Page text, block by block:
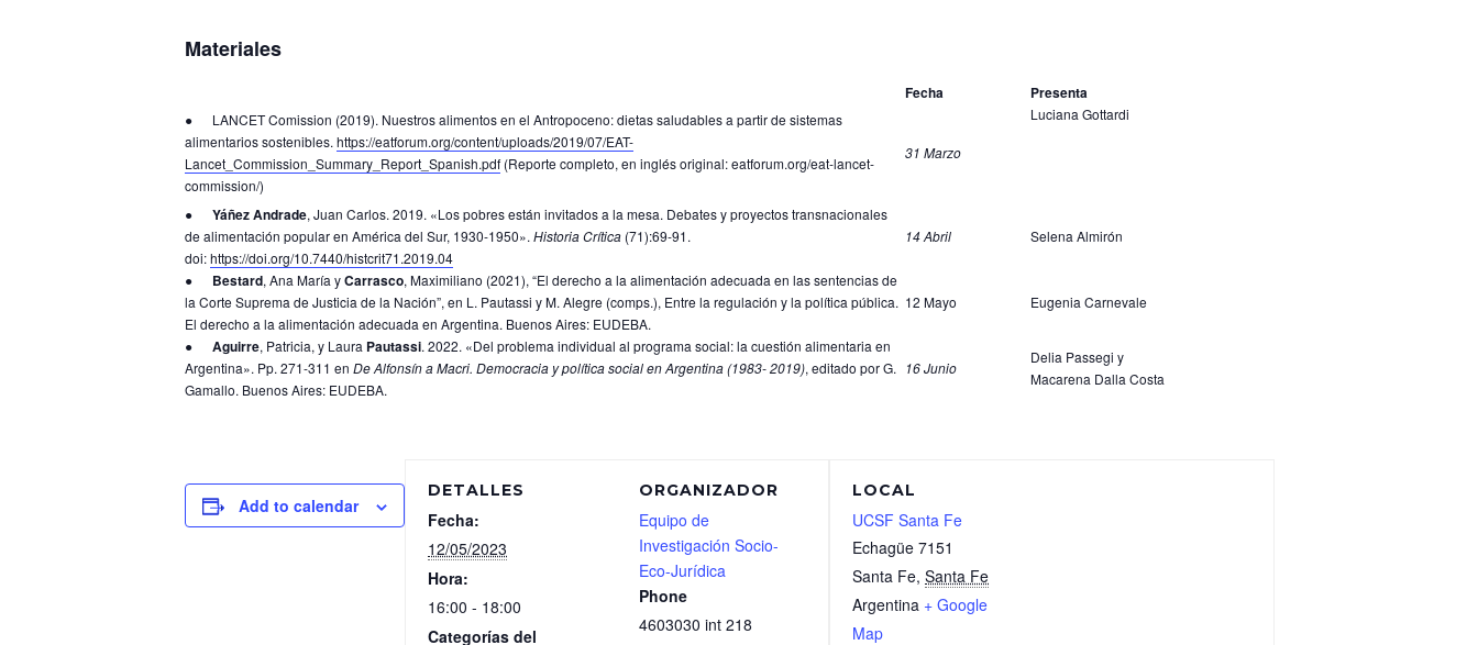
Materiales
Fecha Presenta
● LANCET Comission (2019). Nuestros alimentos en el Antropoceno: dietas saludables a partir de sistemas
alimentarios sostenibles. https://eatforum.org/content/uploads/2019/07/EAT-
Lancet_Commission_Summary_Report_Spanish.pdf (Reporte completo, en inglés original: eatforum.org/eat-lancet-
commission/)
31 Marzo
Luciana Gottardi
● Yáñez Andrade, Juan Carlos. 2019. «Los pobres están invitados a la mesa. Debates y proyectos transnacionales
de alimentación popular en América del Sur, 1930-1950». Historia Crítica (71):69-91.
doi:https://doi.org/10.7440/histcrit71.2019.04
14 Abril Selena Almirón
● Bestard, Ana María yCarrasco, Maximiliano (2021), “El derecho a la alimentación adecuada en las sentencias de
la Corte Suprema de Justicia de la Nación”, en L. Pautassi y M. Alegre (comps.), Entre la regulación y la política pública.
El derecho a la alimentación adecuada en Argentina. Buenos Aires: EUDEBA.
12 Mayo Eugenia Carnevale
● Aguirre, Patricia, y Laura Pautassi. 2022. «Del problema individual al programa social: la cuestión alimentaria en
Argentina». Pp. 271-311 en De Alfonsín a Macri. Democracia y política social en Argentina (1983- 2019), editado por G.
Gamallo. Buenos Aires: EUDEBA.
16 Junio
Delia Passegi y
Macarena Dalla Costa
Add to calendar
DETALLES
Fecha:
12/05/2023
Hora:
16:00 - 18:00
Categorías del
ORGANIZADOR
Equipo de
Investigación Socio-
Eco-Jurídica
Phone
4603030 int 218
LOCAL
UCSF Santa Fe
Echagüe 7151
Santa Fe, Santa Fe
Argentina + Google
Map